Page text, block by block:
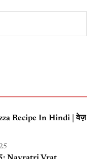
Recipe In Hindi | वेज़